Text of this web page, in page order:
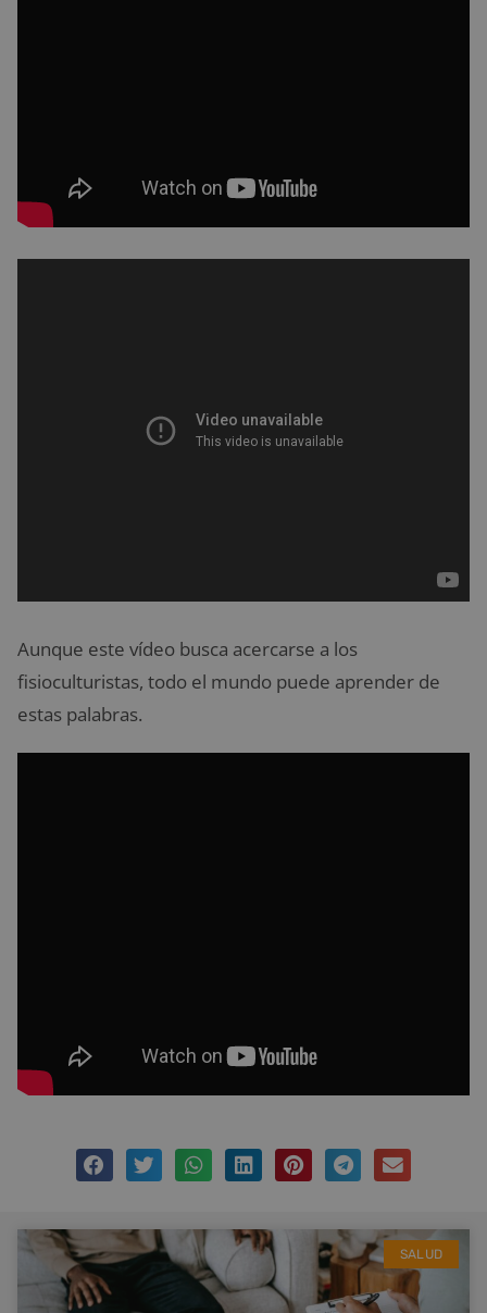
Aunque este vídeo busca acercarse a los
fisioculturistas, todo el mundo puede aprender de
estas palabras.
SALUD